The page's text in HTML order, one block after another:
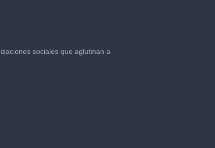
sociales que aglutinan a